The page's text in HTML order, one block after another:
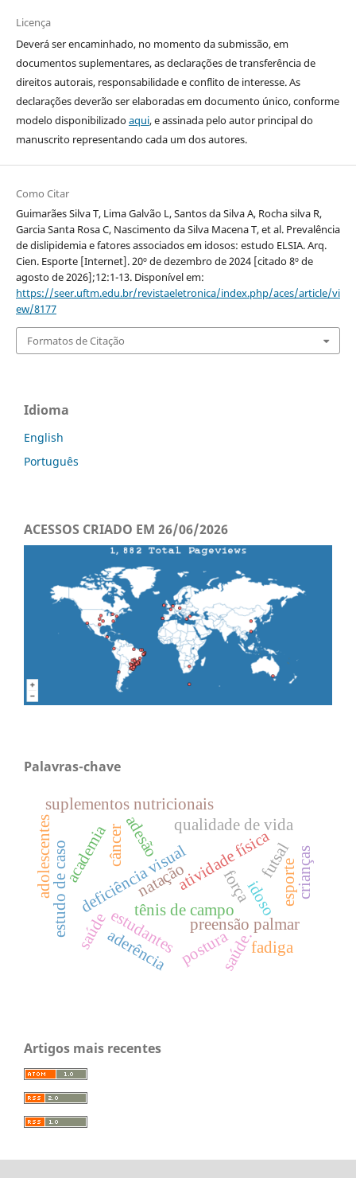
Licença
Deverá ser encaminhado, no momento da submissão, em
documentos suplementares, as declarações de transferência de
direitos autorais, responsabilidade e conflito de interesse. As
declarações deverão ser elaboradas em documento único, conforme
modelo disponibilizadoaqui, e assinada pelo autor principal do
manuscrito representando cada um dos autores.
Como Citar
Guimarães Silva T, Lima Galvão L, Santos da Silva A, Rocha silva R,
Garcia Santa Rosa C, Nascimento da Silva Macena T, et al. Prevalência
de dislipidemia e fatores associados em idosos: estudo ELSIA. Arq.
Cien. Esporte [Internet]. 20º de dezembro de 2024 [citado 8º de
agosto de 2026];12:1-13. Disponível em:
https://seer.uftm.edu.br/revistaeletronica/index.php/aces/article/vi
ew/8177
Formatos de Citação
Idioma
English
Português
ACESSOS CRIADO EM 26/06/2026
Palavras-chave
força
preensão palmar
tênis de campo idoso
atividade física
câncer
deficiência visual
postura
qualidade de vida
estudantes
suplementos nutricionais
academia
saúde
estudo de caso
adesão
aderência saúde.fadiga
futsalesporte
natação crianças
adolescentes
Artigos mais recentes